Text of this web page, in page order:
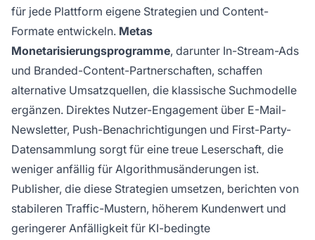
für jede Plattform eigene Strategien und Content-
Formate entwickeln. Metas
Monetarisierungsprogramme, darunter In-Stream-Ads
und Branded-Content-Partnerschaften, schaffen
alternative Umsatzquellen, die klassische Suchmodelle
ergänzen. Direktes Nutzer-Engagement über E-Mail-
Newsletter, Push-Benachrichtigungen und First-Party-
Datensammlung sorgt für eine treue Leserschaft, die
weniger anfällig für Algorithmusänderungen ist.
Publisher, die diese Strategien umsetzen, berichten von
stabileren Traffic-Mustern, höherem Kundenwert und
geringerer Anfälligkeit für KI-bedingte